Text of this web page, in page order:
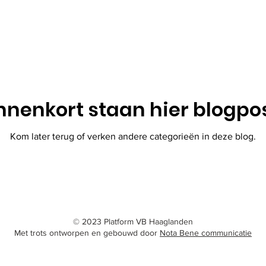
staan hier
Kom later terug of verken andere categorieën in deze blog.
© 2023 Platform VB Haaglanden
Met trots ontworpen en gebouwd door Nota Bene communicatie